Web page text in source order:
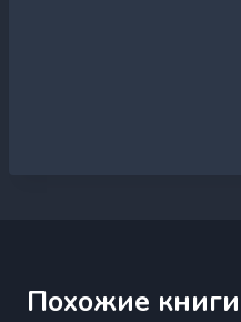
Похожие книги